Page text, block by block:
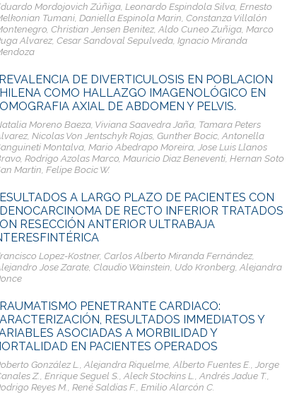
Mordojovich Zúñiga, Leonardo Espindola Silva, Ernesto
Tumani, Daniella Espinola Marin, Constanza Villalón
Christian Jensen Benitez, Aldo Cuneo Zuñiga, Marco
Alvarez, Cesar Sandoval Sepulveda, Ignacio Miranda
DE DIVERTICULOSIS EN POBLACION
COMO HALLAZGO IMAGENOLÓGICO EN
AXIAL DE ABDOMEN Y PELVIS.
Moreno Baeza, Viviana Saavedra Jaña, Tamara Peters
Nicolas Von Jentschyk Rojas, Gunther Bocic, Antonella
Montalva, Mario Abedrapo Moreira, Jose Luis Llanos
Rodrigo Azolas Marco, Mauricio Diaz Beneventi, Hernan Soto
Martin, Felipe Bocic W.
A LARGO PLAZO DE PACIENTES CON
DE RECTO INFERIOR TRATADOS
RESECCIÓN ANTERIOR ULTRABAJA
Lopez-Kostner, Carlos Alberto Miranda Fernández,
Jose Zarate, Claudio Wainstein, Udo Kronberg, Alejandra
PENETRANTE CARDIACO:
RESULTADOS IMMEDIATOS Y
ASOCIADAS A MORBILIDAD Y
EN PACIENTES OPERADOS
González L., Alejandra Riquelme, Alberto Fuentes E., Jorge
Z., Enrique Seguel S., Aleck Stockins L., Andrés Jadue T.,
Reyes M., René Saldías F., Emilio Alarcón C.